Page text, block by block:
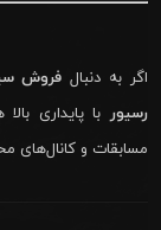
اگر به دنبال فروش
رسیور با پایداری
مسابقات و کانال‌های